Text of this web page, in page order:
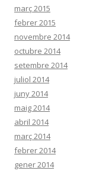
març 2015
febrer 2015
novembre 2014
octubre 2014
setembre 2014
juliol 2014
juny 2014
maig 2014
abril 2014
març 2014
febrer 2014
gener 2014